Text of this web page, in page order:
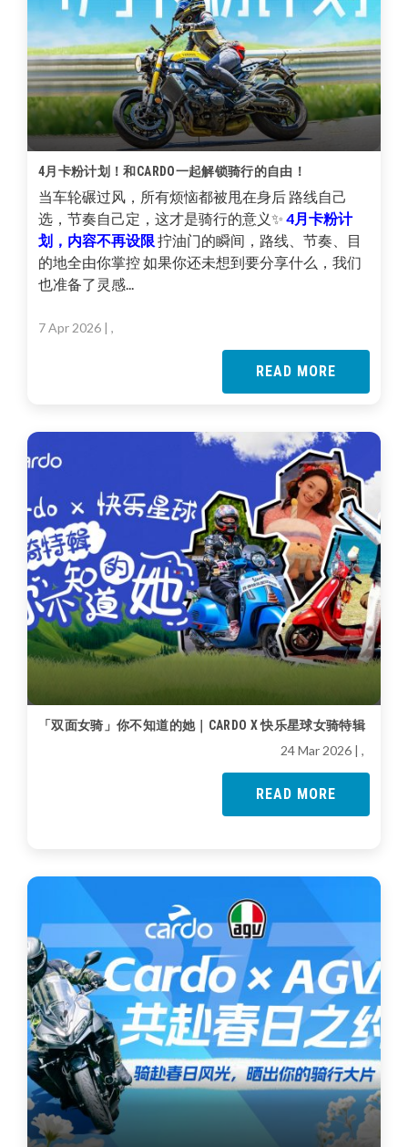
4月卡粉计划！和CARDO一起解锁骑行的自由！
当车轮碾过风，所有烦恼都被甩在身后 路线自己
选，节奏自己定，这才是骑行的意义✨ 4月卡粉计
划，内容不再设限 拧油门的瞬间，路线、节奏、目
的地全由你掌控 如果你还未想到要分享什么，我们
也准备了灵感...
7 Apr 2026 | ,
READ MORE
「双面女骑」你不知道的她｜CARDO X 快乐星球女骑特辑
24 Mar 2026 | ,
READ MORE